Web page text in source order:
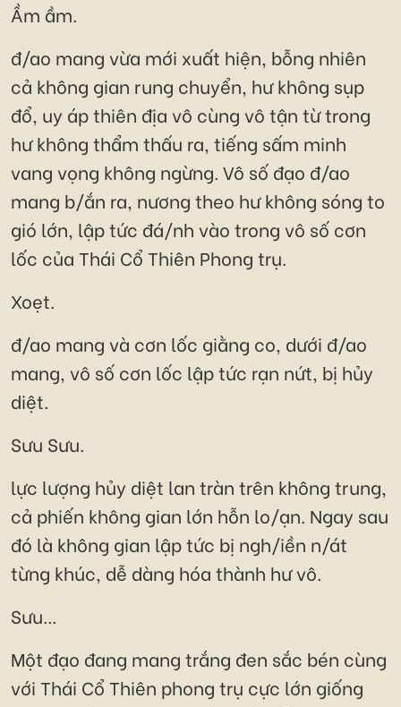
Ầm ầm.
đ/ao mang vừa mới xuất hiện, bỗng nhiên
cả không gian rung chuyển, hư không sụp
đổ, uy áp thiên địa vô cùng vô tận từ trong
hư không thẩm thấu ra, tiếng sấm minh
vang vọng không ngừng. Vô số đạo đ/ao
mang b/ắn ra, nương theo hư không sóng to
gió lớn, lập tức đá/nh vào trong vô số cơn
lốc của Thái Cổ Thiên Phong trụ.
Xoẹt.
đ/ao mang và cơn lốc giằng co, dưới đ/ao
mang, vô số cơn lốc lập tức rạn nứt, bị hủy
diệt.
Sưu Sưu.
lực lượng hủy diệt lan tràn trên không trung,
cả phiến không gian lớn hỗn lo/ạn. Ngay sau
đó là không gian lập tức bị ngh/iền n/át
từng khúc, dễ dàng hóa thành hư vô.
Sưu...
Một đạo đang mang trắng đen sắc bén cùng
với Thái Cổ Thiên phong trụ cực lớn giống